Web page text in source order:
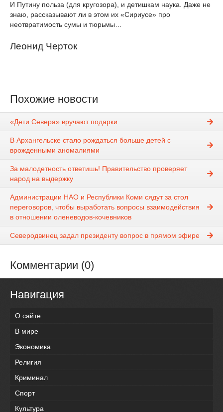
И Путину польза (для кругозора), и детишкам наука. Даже не
знаю, рассказывают ли в этом их «Сириусе» про
неотвратимость сумы и тюрьмы…
Леонид Черток
Похожие новости
«Дети Севера» вручают подарки
В Архангельске стало рождаться больше детей с
врожденными аномалиями
За малодетность ответишь! Правительство проверяет
народ на выдержку
Администрации НАО и Республики Коми сядут за стол
переговоров, чтобы выработать вопросы взаимодействия
в отношении оленеводов-кочевников
Северодвинец задал президенту вопрос в прямом эфире
Комментарии (0)
Навигация
О сайте
В мире
Экономика
Религия
Криминал
Спорт
Культура